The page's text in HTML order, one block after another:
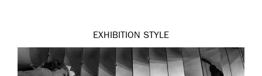
EXHIBITION STYLE